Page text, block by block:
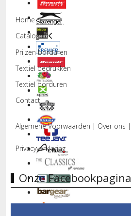
Home
Catalogus
Prijzen borduren
Textiel bedrukken
Textiel borduren
Contact
Algemene Voorwaarden | Over ons |
Privacyverklaring
Onze Facebookpagina